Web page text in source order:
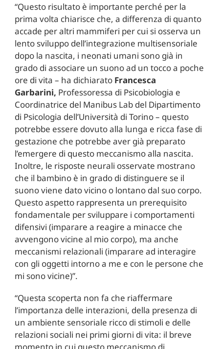
“Questo risultato è importante perché per la
prima volta chiarisce che, a differenza di quanto
accade per altri mammiferi per cui si osserva un
lento sviluppo dell’integrazione multisensoriale
dopo la nascita, i neonati umani sono già in
grado di associare un suono ad un tocco a poche
ore di vita – ha dichiarato Francesca
Garbarini, Professoressa di Psicobiologia e
Coordinatrice del Manibus Lab del Dipartimento
di Psicologia dell’Università di Torino – questo
potrebbe essere dovuto alla lunga e ricca fase di
gestazione che potrebbe aver già preparato
l’emergere di questo meccanismo alla nascita.
Inoltre, le risposte neurali osservate mostrano
che il bambino è in grado di distinguere se il
suono viene dato vicino o lontano dal suo corpo.
Questo aspetto rappresenta un prerequisito
fondamentale per sviluppare i comportamenti
difensivi (imparare a reagire a minacce che
avvengono vicine al mio corpo), ma anche
meccanismi relazionali (imparare ad interagire
con gli oggetti intorno a me e con le persone che
mi sono vicine)”.
“Questa scoperta non fa che riaffermare
l’importanza delle interazioni, della presenza di
un ambiente sensoriale ricco di stimoli e delle
relazioni sociali nei primi giorni di vita: il breve